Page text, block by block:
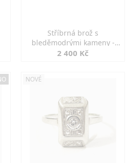
Stříbrná brož s
bleděmodrými kameny -
jemná elegance
2 400 Kč
NOVÉ